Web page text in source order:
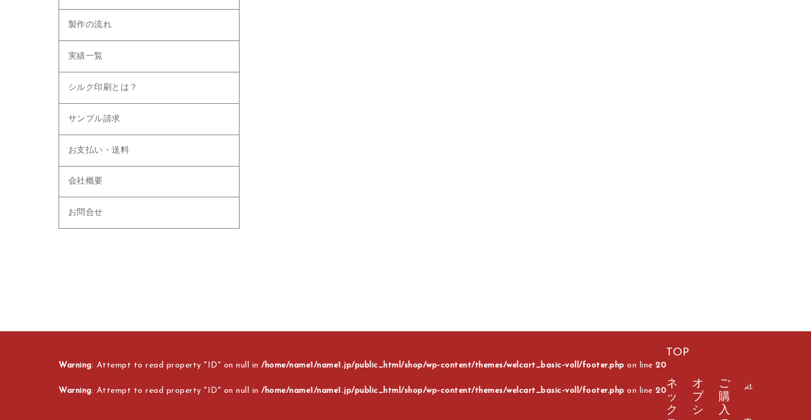
製作の流れ
実績一覧
シルク印刷とは？
サンプル請求
お支払い・送料
会社概要
お問合せ
Warning: Attempt to read property "ID" on null in /home/name1/name1.jp/public_html/shop/wp-content/themes/welcart_basic-voll/footer.php on line 20
Warning: Attempt to read property "ID" on null in /home/name1/name1.jp/public_html/shop/wp-content/themes/welcart_basic-voll/footer.php on line 20
TOP
ネ
ッ
ク
オ
プ
シ
ご
購
入